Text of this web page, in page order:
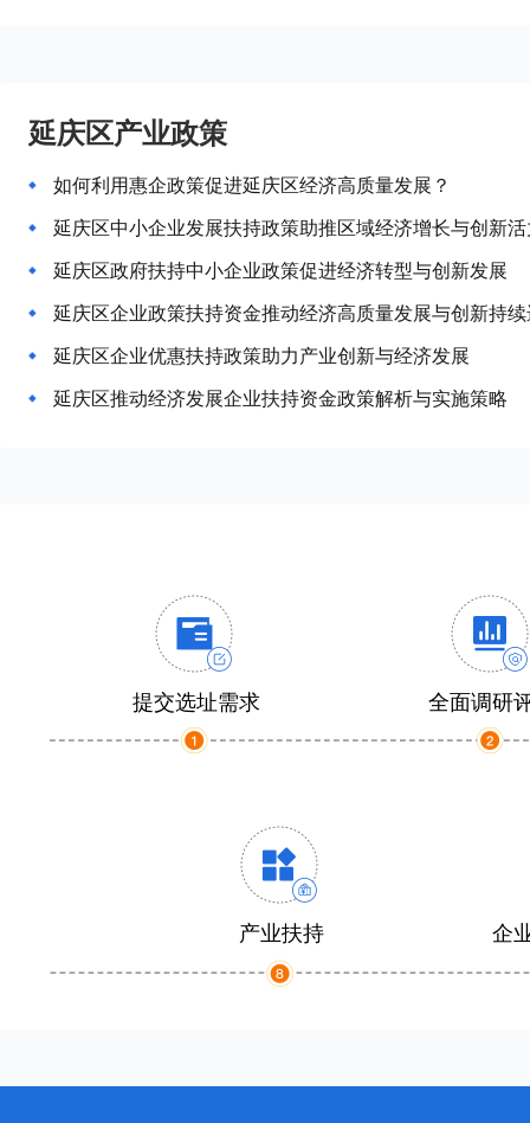
延庆区产业政策
如何利用惠企政策促进延庆区经济高质量发展？
延庆区中小企业发展扶持政策助推区域经济增长与创新
延庆区政府扶持中小企业政策促进经济转型与创新发展
延庆区企业政策扶持资金推动经济高质量发展与创新持
延庆区企业优惠扶持政策助力产业创新与经济发展
延庆区推动经济发展企业扶持资金政策解析与实施策略
提交选址需求 全面调研
产业扶持 企